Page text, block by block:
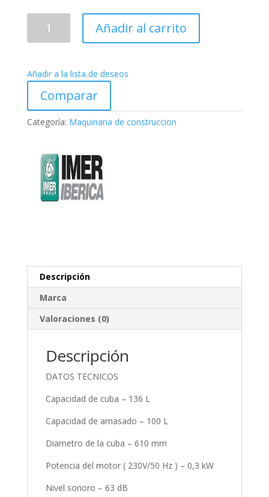
minibeta
Añadir al carrito
Añadir a la lista de deseos
Comparar
Categoría: Maquinaria de construccion
Descripción
Marca
Valoraciones (0)
Descripción
DATOS TECNICOS
Capacidad de cuba – 136 L
Capacidad de amasado – 100 L
Diametro de la cuba – 610 mm
Potencia del motor ( 230V/50 Hz ) – 0,3 kW
Nivel sonoro – 63 dB